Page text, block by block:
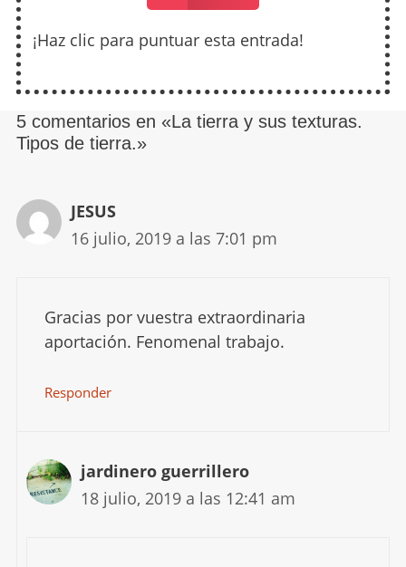
¡Haz clic para puntuar esta entrada!
5 comentarios en «La tierra y sus texturas.
Tipos de tierra.»
JESUS
16 julio, 2019 a las 7:01 pm
Gracias por vuestra extraordinaria
aportación. Fenomenal trabajo.
Responder
jardinero guerrillero
18 julio, 2019 a las 12:41 am